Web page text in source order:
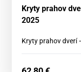
Kryty prahov
2025
Kryty prahov dverí